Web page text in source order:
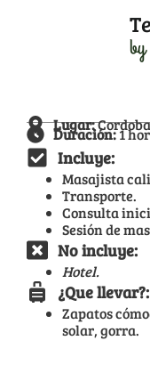
Lugar:
Duración:1
Incluye:
Masajista
Transporte.
Consulta
Sesión de
No incluye:
Hotel.
¿Que llevar?:
Zapatos
solar, gorra.